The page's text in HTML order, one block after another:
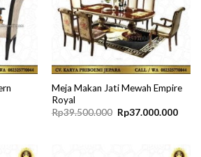
Meja Makan Jati Mewah Empire
Royal
Rp39.500.000 Original
price
Rp37.000.000